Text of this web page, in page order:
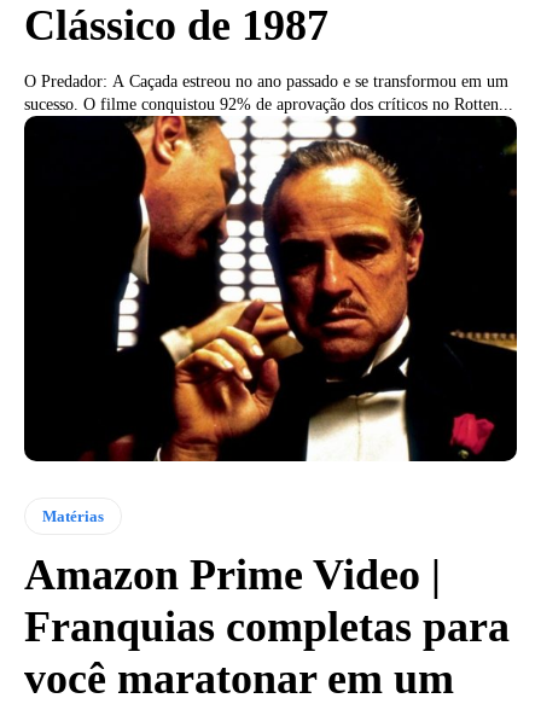
Clássico de 1987
O Predador: A Caçada estreou no ano passado e se transformou em um
sucesso. O filme conquistou 92% de aprovação dos críticos no Rotten...
Matérias
Amazon Prime Video |
Franquias completas para
você maratonar em um